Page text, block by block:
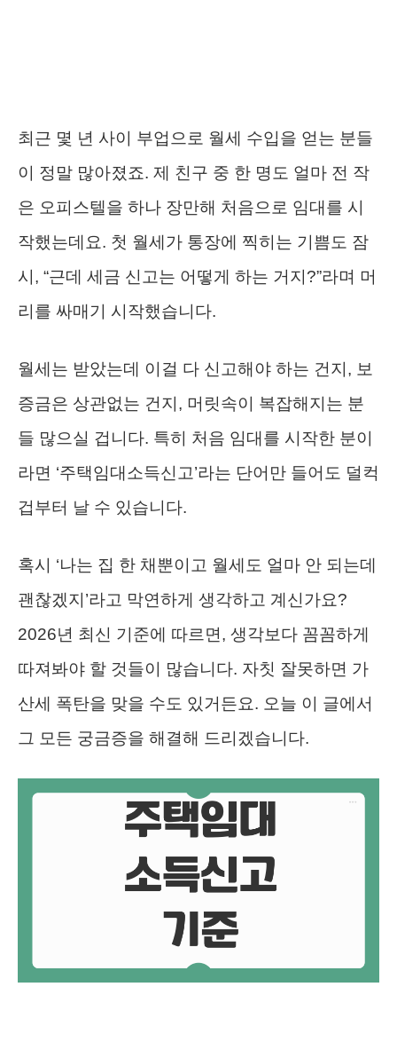
최근 몇 년 사이 부업으로 월세 수입을 얻는 분들
이 정말 많아졌죠. 제 친구 중 한 명도 얼마 전 작
은 오피스텔을 하나 장만해 처음으로 임대를 시
작했는데요. 첫 월세가 통장에 찍히는 기쁨도 잠
시, “근데 세금 신고는 어떻게 하는 거지?”라며 머
리를 싸매기 시작했습니다.
월세는 받았는데 이걸 다 신고해야 하는 건지, 보
증금은 상관없는 건지, 머릿속이 복잡해지는 분
들 많으실 겁니다. 특히 처음 임대를 시작한 분이
라면 ‘주택임대소득신고’라는 단어만 들어도 덜컥
겁부터 날 수 있습니다.
혹시 ‘나는 집 한 채뿐이고 월세도 얼마 안 되는데
괜찮겠지’라고 막연하게 생각하고 계신가요?
2026년 최신 기준에 따르면, 생각보다 꼼꼼하게
따져봐야 할 것들이 많습니다. 자칫 잘못하면 가
산세 폭탄을 맞을 수도 있거든요. 오늘 이 글에서
그 모든 궁금증을 해결해 드리겠습니다.